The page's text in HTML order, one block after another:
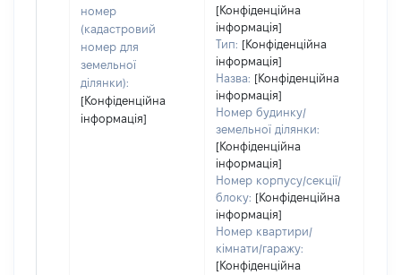
номер
(кадастровий
номер для
земельної
ділянки):
[Конфіденційна
інформація]
[Конфіденційна
інформація]
Тип: [Конфіденційна
інформація]
Назва: [Конфіденційна
інформація]
Номер будинку/
земельної ділянки:
[Конфіденційна
інформація]
Номер корпусу/секції/
блоку: [Конфіденційна
інформація]
Номер квартири/
кімнати/гаражу:
[Конфіденційна